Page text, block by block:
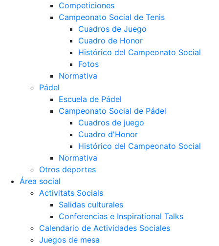
Competiciones
Campeonato Social de Tenis
Cuadros de Juego
Cuadro de Honor
Histórico del Campeonato Social
Fotos
Normativa
Pádel
Escuela de Pádel
Campeonato Social de Pádel
Cuadros de juego
Cuadro d'Honor
Histórico del Campeonato Social
Normativa
Otros deportes
Área social
Activitats Socials
Salidas culturales
Conferencias e Inspirational Talks
Calendario de Actividades Sociales
Juegos de mesa